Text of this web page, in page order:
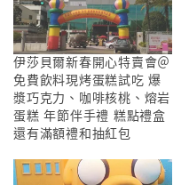
伊莎貝爾新春開心特賣會＠
免費飲料現烤蛋糕試吃 爆
漿巧克力、咖啡核桃、熔岩
蛋糕 年節伴手禮 糕點禮盒
還有滿額禮和抽紅包